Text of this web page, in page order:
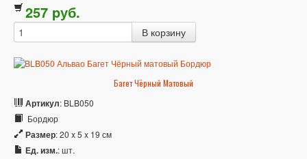
257 pуб.
Багет Чёрный Матовый
Артикул: BLB050
Бордюр
Размер: 20 x 5 x 19 см
Ед. изм.: шт.